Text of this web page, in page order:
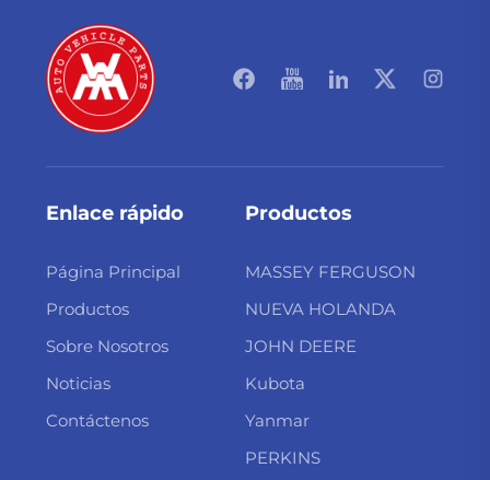
Enlace rápido
Página Principal
Productos
Sobre Nosotros
Noticias
Contáctenos
Productos
MASSEY FERGUSON
NUEVA HOLANDA
JOHN DEERE
Kubota
Yanmar
PERKINS